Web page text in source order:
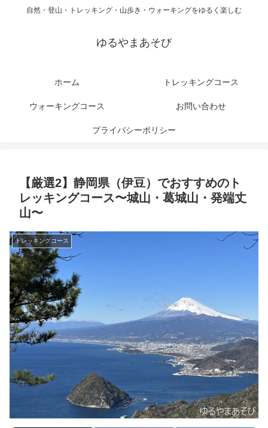
自然・登山・トレッキング・山歩き・ウォーキングをゆるく楽しむ
ゆるやまあそび
ホーム トレッキングコース
ウォーキングコース お問い合わせ
プライバシーポリシー
【厳選2】静岡県（伊豆）でおすすめのト
レッキングコース〜城山・葛城山・発端丈
山〜
トレッキングコース